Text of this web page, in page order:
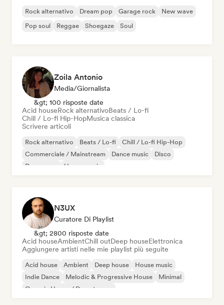
Rock alternativo Dream pop Garage rock
New wave
Pop soul
Reggae Shoegaze Soul
Zoila Antonio
Media/Giornalista
&gt; 100 risposte date
Acid houseRock alternativoBeats / Lo-fi
Chill / Lo-fi Hip-HopMusica classica
Scrivere articoli
Rock alternativo Beats / Lo-fi
Chill / Lo-fi Hip-Hop
Commerciale / Mainstream
Dance music
Disco
Dream pop
House music
N3UX
Curatore Di Playlist
&gt; 2800 risposte date
Acid houseAmbientChill outDeep houseElettronica
Aggiungere artisti nelle mie playlist più seguite
Acid house Ambient Deep house
House music
Indie Dance
Melodic & Progressive House
Minimal
Organic House / Downtempo